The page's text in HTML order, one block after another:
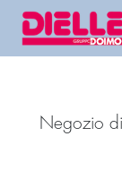
Negozio